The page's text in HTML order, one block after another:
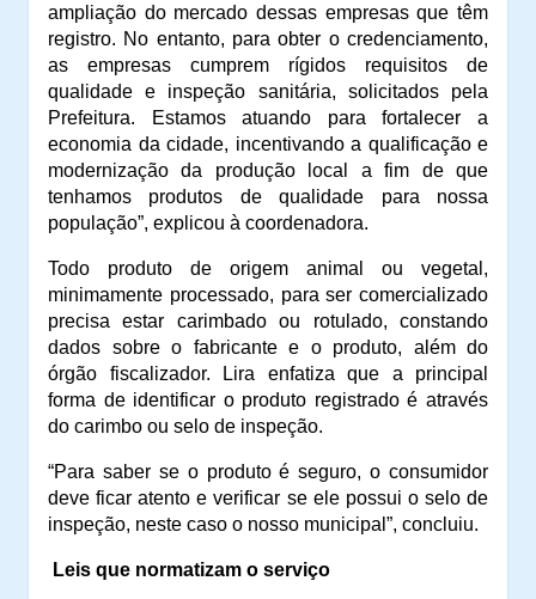
ampliação do mercado dessas empresas que têm
registro. No entanto, para obter o credenciamento,
as empresas cumprem rígidos requisitos de
qualidade e inspeção sanitária, solicitados pela
Prefeitura. Estamos atuando para fortalecer a
economia da cidade, incentivando a qualificação e
modernização da produção local a fim de que
tenhamos produtos de qualidade para nossa
população”, explicou à coordenadora.
Todo produto de origem animal ou vegetal,
minimamente processado, para ser comercializado
precisa estar carimbado ou rotulado, constando
dados sobre o fabricante e o produto, além do
órgão fiscalizador. Lira enfatiza que a principal
forma de identificar o produto registrado é através
do carimbo ou selo de inspeção.
“Para saber se o produto é seguro, o consumidor
deve ficar atento e verificar se ele possui o selo de
inspeção, neste caso o nosso municipal”, concluiu.
Leis que normatizam o serviço